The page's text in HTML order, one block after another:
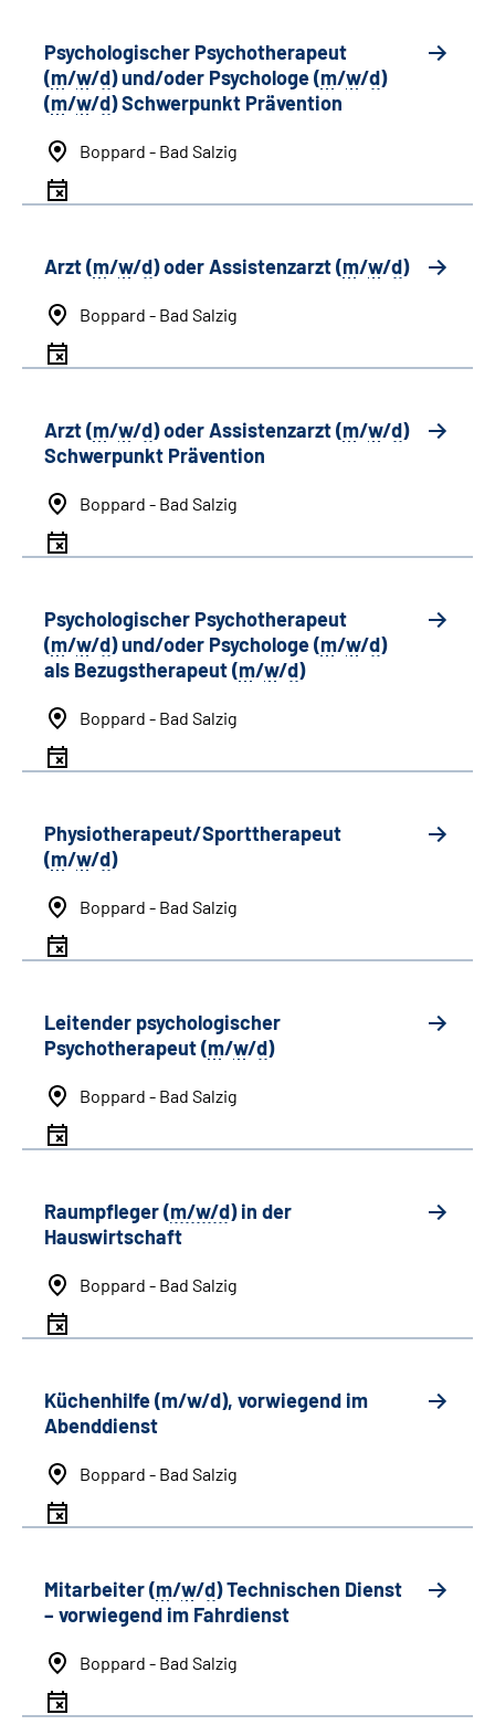
Psychologischer Psychotherapeut
(m/w/d) und/oder Psychologe (m/w/d)
(m/w/d) Schwerpunkt Prävention
Boppard - Bad Salzig
Arzt (m/w/d) oder Assistenzarzt (m/w/d)
Boppard - Bad Salzig
Arzt (m/w/d) oder Assistenzarzt (m/w/d)
Schwerpunkt Prävention
Boppard - Bad Salzig
Psychologischer Psychotherapeut
(m/w/d) und/oder Psychologe (m/w/d)
als Bezugstherapeut (m/w/d)
Boppard - Bad Salzig
Physiotherapeut/Sporttherapeut
(m/w/d)
Boppard - Bad Salzig
Leitender psychologischer
Psychotherapeut (m/w/d)
Boppard - Bad Salzig
Raumpfleger (m/w/d) in der
Hauswirtschaft
Boppard - Bad Salzig
Küchenhilfe (m/w/d), vorwiegend im
Abenddienst
Boppard - Bad Salzig
Mitarbeiter (m/w/d) Technischen Dienst
– vorwiegend im Fahrdienst
Boppard - Bad Salzig